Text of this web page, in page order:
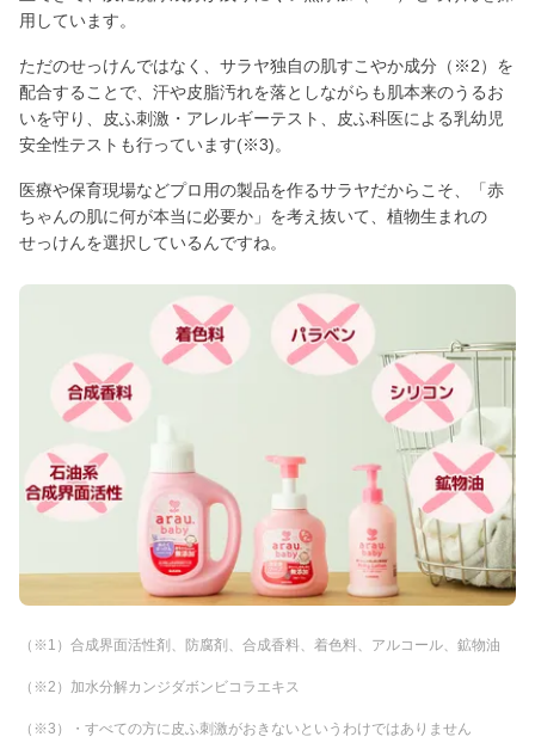
用しています。
ただのせっけんではなく、サラヤ独自の肌すこやか成分（※2）を
配合することで、汗や皮脂汚れを落としながらも肌本来のうるお
いを守り、皮ふ刺激・アレルギーテスト、皮ふ科医による乳幼児
安全性テストも行っています(※3)。
医療や保育現場などプロ用の製品を作るサラヤだからこそ、「赤
ちゃんの肌に何が本当に必要か」を考え抜いて、植物生まれの
せっけんを選択しているんですね。
（※1）合成界面活性剤、防腐剤、合成香料、着色料、アルコール、鉱物油
（※2）加水分解カンジダボンビコラエキス
（※3）・すべての方に皮ふ刺激がおきないというわけではありません